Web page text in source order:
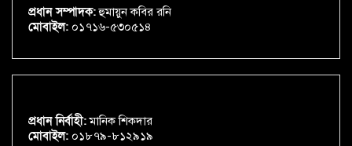
প্রধান সম্পাদক:হুমায়ুন কবির রনি
মোবাইল: ০১৭১৬-৫৩০৫১৪
প্রধান নির্বাহী:মানিক শিকদার
মোবাইল: ০১৮৭৯-৮১২৯১৯